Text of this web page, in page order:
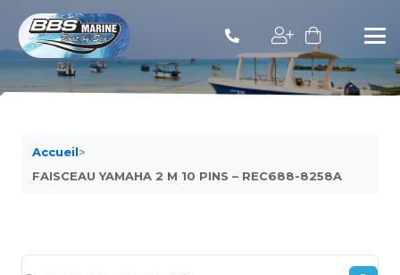
Accueil>
FAISCEAU YAMAHA 2 M 10 PINS – REC688-8258A